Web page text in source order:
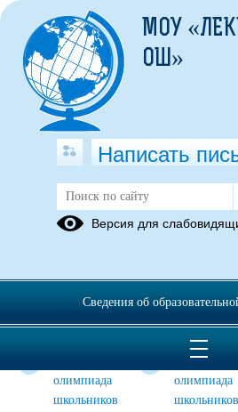
Всероссийская
школьников
школьников
олимпиада
школьников
олимпиада
школьников
МОУ
ОШ»
Написать
Версия для
Сведения об